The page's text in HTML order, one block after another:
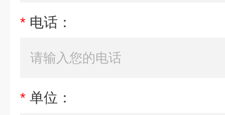
* 电话：
* 单位：